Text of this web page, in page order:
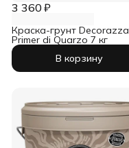
3 360 ₽
Краска-грунт Decorazza
Primer di Quarzo 7 кг
В корзину